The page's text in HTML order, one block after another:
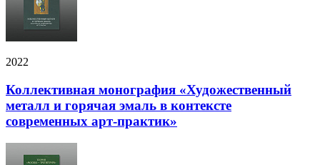
2022
Коллективная монография «Художественный
металл и горячая эмаль в контексте
современных арт-практик»